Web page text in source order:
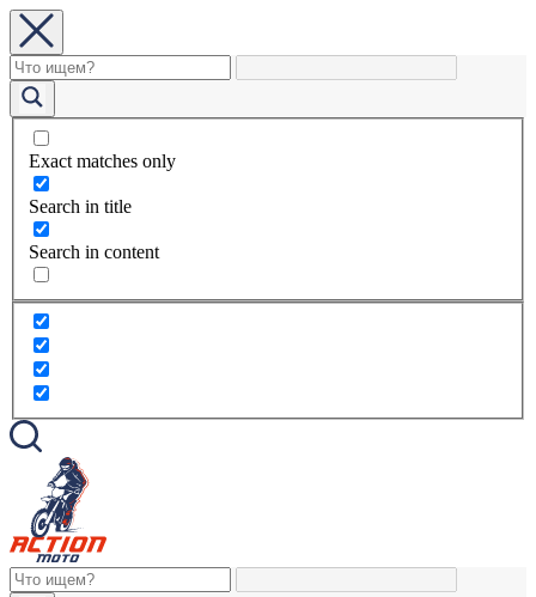
Exact matches only
Search in title
Search in content